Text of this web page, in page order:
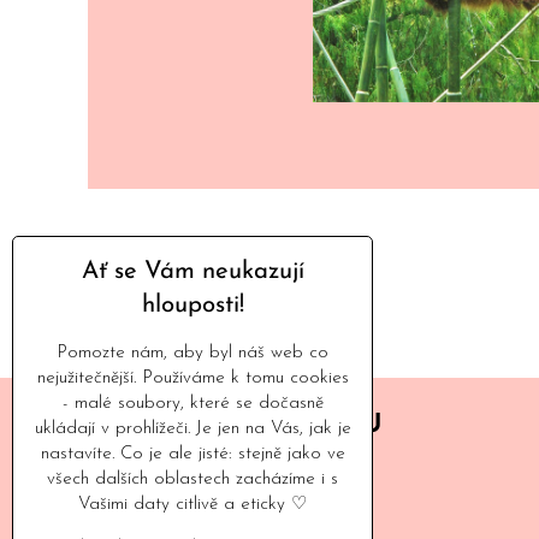
BUĎME V KONTAKTU
+420 775 605 265
(všední dny 10 - 16 h)
Ať se Vám neukazují
hlouposti!
Pomozte nám, aby byl náš web co
nejužitečnější. Používáme k tomu cookies
- malé soubory, které se dočasně
ukládají v prohlížeči. Je jen na Vás, jak je
nastavíte. Co je ale jisté: stejně jako ve
všech dalších oblastech zacházíme i s
Vašimi daty citlivě a eticky ♡